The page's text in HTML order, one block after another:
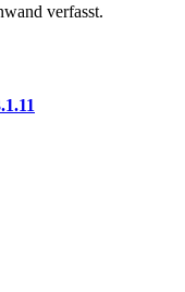
verfasst.